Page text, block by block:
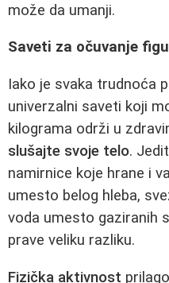
može da umanji.
Saveti za očuvanje
Iako je svaka trudnoća
univerzalni saveti koji
kilograma održi u
slušajte svoje telo.
namirnice koje hrane i
umesto belog hleba,
voda umesto gaziranih
prave veliku razliku.
Fizička aktivnost